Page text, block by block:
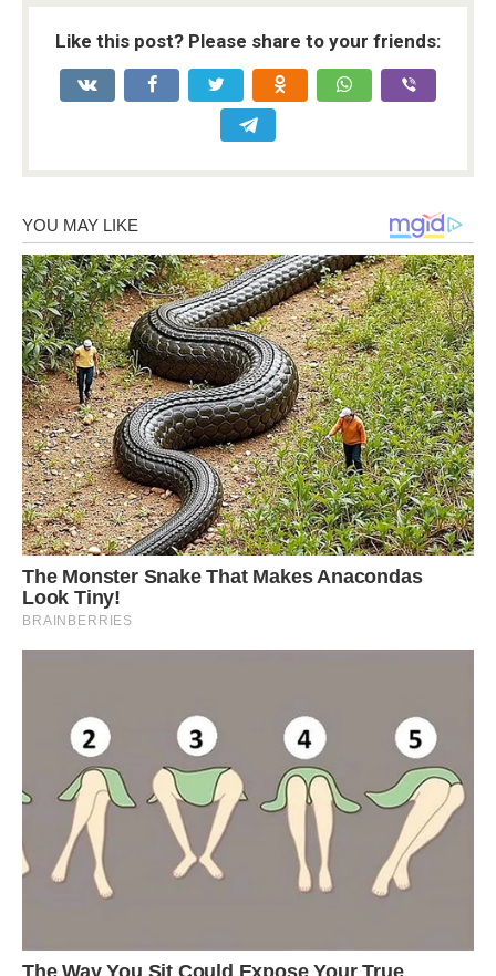
Like this post? Please share to your friends: